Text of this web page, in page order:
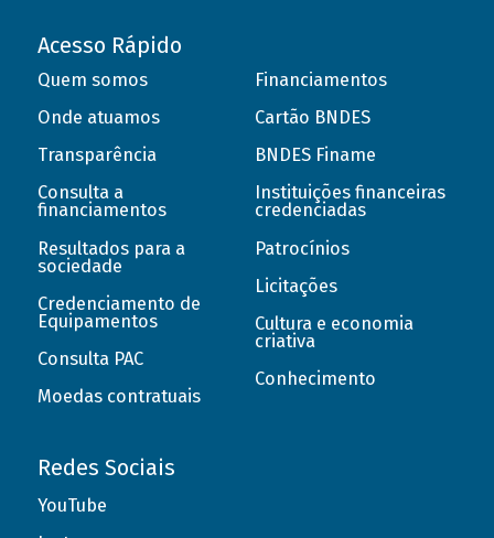
Acesso Rápido
Quem somos
Onde atuamos
Transparência
Consulta a
financiamentos
Resultados para a
sociedade
Credenciamento de
Equipamentos
Consulta PAC
Moedas contratuais
Financiamentos
Cartão BNDES
BNDES Finame
Instituições financeiras
credenciadas
Patrocínios
Licitações
Cultura e economia
criativa
Conhecimento
Redes Sociais
YouTube